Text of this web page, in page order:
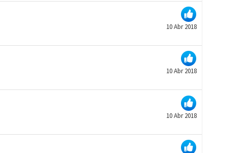
10 Abr 2018
10 Abr 2018
10 Abr 2018